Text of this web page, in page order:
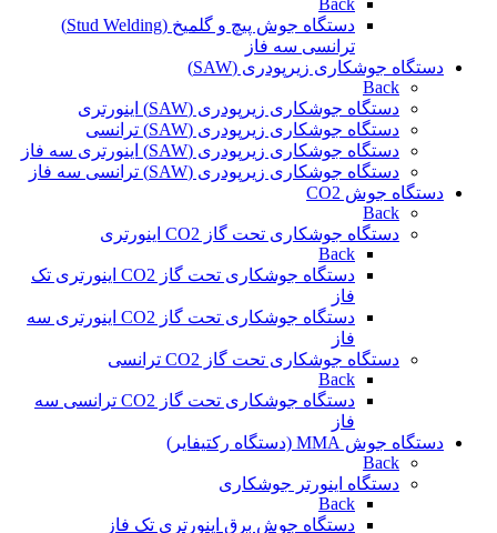
Back
دستگاه جوش پیچ و گلمیخ (Stud Welding)
ترانسی سه فاز
دستگاه جوشکاری زیرپودری (SAW)
Back
دستگاه جوشکاری زیرپودری (SAW) اینورتری
دستگاه جوشکاری زیرپودری (SAW) ترانسی
دستگاه جوشکاری زیرپودری (SAW) اینورتری سه فاز
دستگاه جوشکاری زیرپودری (SAW) ترانسی سه فاز
دستگاه جوش CO2
Back
دستگاه جوشکاری تحت گاز CO2 اینورتری
Back
دستگاه جوشکاری تحت گاز CO2 اینورتری تک
فاز
دستگاه جوشکاری تحت گاز CO2 اینورتری سه
فاز
دستگاه جوشکاری تحت گاز CO2 ترانسی
Back
دستگاه جوشکاری تحت گاز CO2 ترانسی سه
فاز
دستگاه جوش MMA (دستگاه رکتیفایر)
Back
دستگاه اینورتر جوشکاری
Back
دستگاه جوش برق اینورتری تک فاز